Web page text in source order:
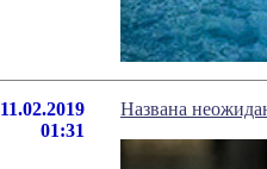
11.02.2019
01:31
Названа